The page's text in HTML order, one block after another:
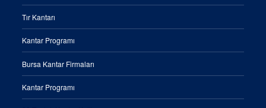
Tır Kantarı
Kantar Programı
Bursa Kantar Firmaları
Kantar Programı